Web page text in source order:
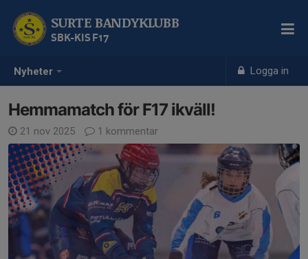
Nyheter Logga in
SURTE BANDYKLUBB
SBK-KIS F17
Hemmamatch för F17 ikväll!
21 nov 2025 1 kommentar